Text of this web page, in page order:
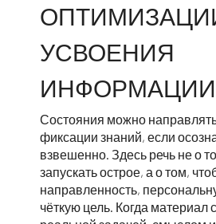
УСВОЕНИЯ
ИНФОРМАЦИИ
Состояния можно
фиксации знаний, если
взвешенно. Здесь речь не о
запускать острое, а о том,
направленность,
чёткую цель. Когда материал